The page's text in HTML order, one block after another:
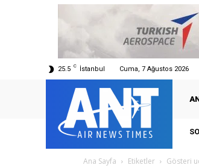
25.5 C İstanbul Cuma, 7 Ağustos 2026
Ana Sayfa Etiketler Gösteri